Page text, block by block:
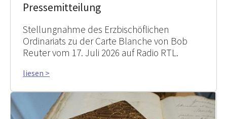
Pressemitteilung
Stellungnahme des Erzbischöflichen
Ordinariats zu der Carte Blanche von Bob
Reuter vom 17. Juli 2026 auf Radio RTL.
liesen >